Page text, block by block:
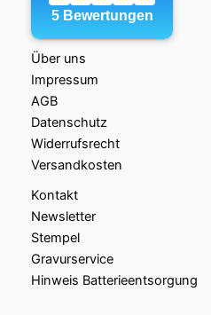
Über uns
Impressum
AGB
Datenschutz
Widerrufsrecht
Versandkosten
Kontakt
Newsletter
Stempel
Gravurservice
Hinweis Batterieentsorgung